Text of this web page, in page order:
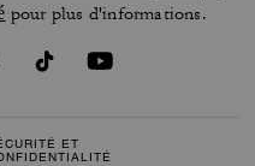
pour plus d'informations.
ET